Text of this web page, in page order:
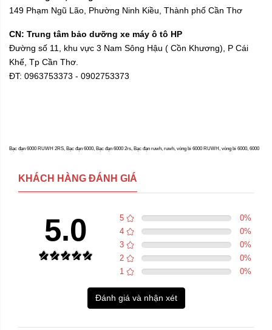
149 Phạm Ngũ Lão, Phường Ninh Kiều, Thành phố Cần Thơ
CN: Trung tâm bảo dưỡng xe máy ô tô HP
Đường số 11, khu vực 3 Nam Sông Hậu ( Cồn Khương), P Cái
Khế, Tp Cần Thơ.
ĐT: 0963753373 - 0902753373
Bạc đạn 6000 RUWH 2RS, Bạc đạn 6000, Bạc đạn 6000 2rs, Bạc đạn ruwh, ruwh, vòng bi 6000 RUWH, vòng bi 6000, 6000
KHÁCH HÀNG ĐÁNH GIÁ
5.0 5 0%
4
0%
3
0%
2
0%
1
0%
Đánh giá và nhận xét